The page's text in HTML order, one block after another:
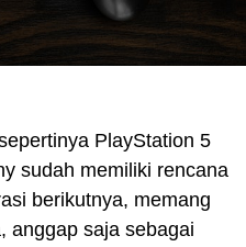
PlayStation 5
sudah memiliki rencana
berikutnya, memang
anggap saja sebagai